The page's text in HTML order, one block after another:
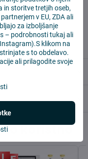
koristno
in storitve tretjih oseb,
v EU, ZDA ali
za izboljšanje
– podrobnosti tukajali
klikom na
s to obdelavo.
ali prilagodite svoje